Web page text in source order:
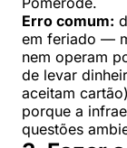
Erro comum:
em feriado —
nem operam
de levar
aceitam
porque a
questões